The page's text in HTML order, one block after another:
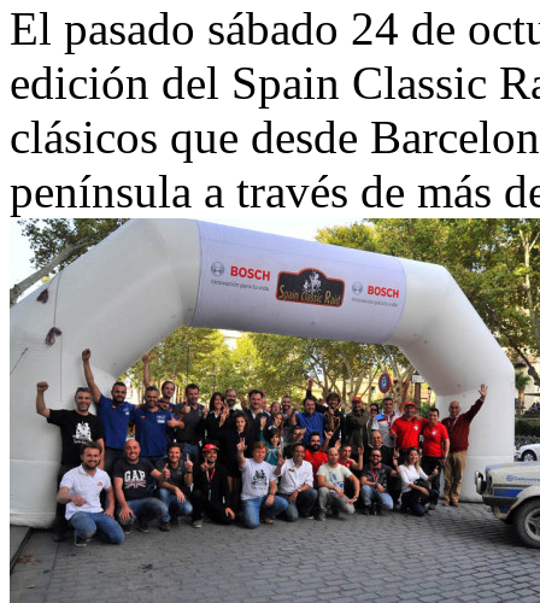
El pasado sábado 24 de
edición del Spain Classic
clásicos que desde
península a través de más